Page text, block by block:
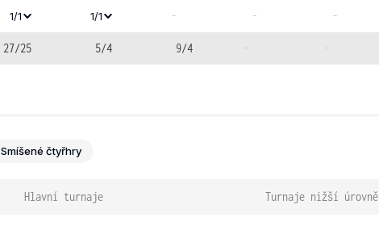
1/1 1/1 - - -
27/25 5/4 9/4 - -
Smíšené čtyřhry
Hlavní turnaje Turnaje nižší úrovně